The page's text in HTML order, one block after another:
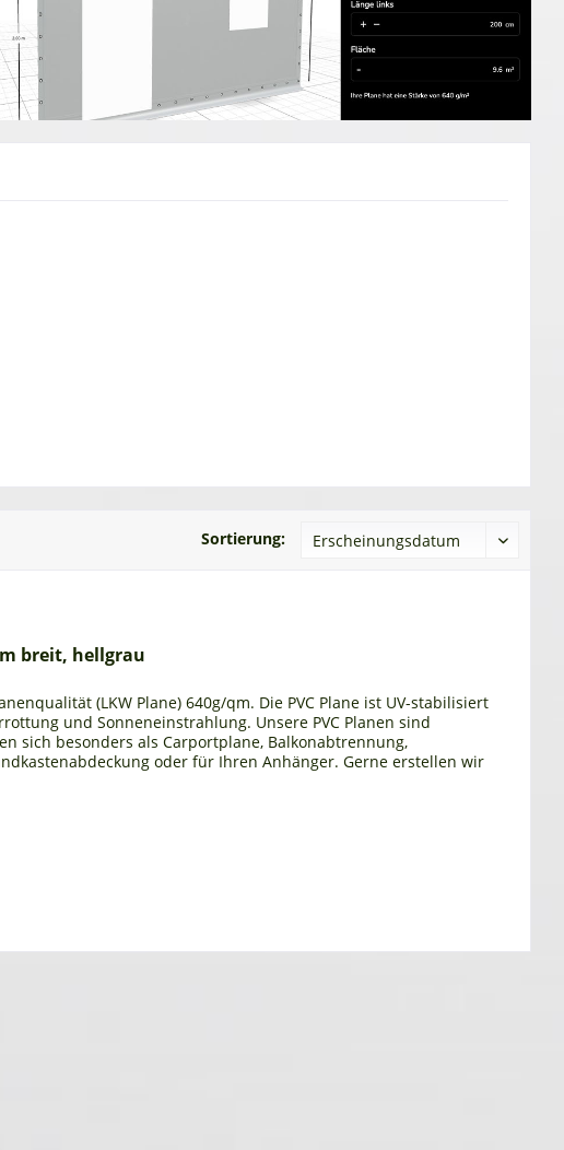
Sortierung:
breit, hellgrau
(LKW Plane) 640g/qm. Die PVC Plane ist UV-stabilisiert
und Sonneneinstrahlung. Unsere PVC Planen sind
sich besonders als Carportplane, Balkonabtrennung,
oder für Ihren Anhänger. Gerne erstellen wir